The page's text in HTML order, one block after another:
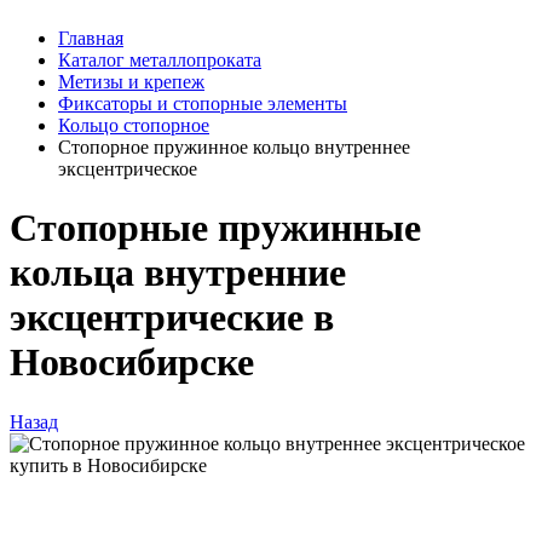
Главная
Каталог металлопроката
Метизы и крепеж
Фиксаторы и стопорные элементы
Кольцо стопорное
Стопорное пружинное кольцо внутреннее
эксцентрическое
Стопорные пружинные
кольца внутренние
эксцентрические в
Новосибирске
Назад